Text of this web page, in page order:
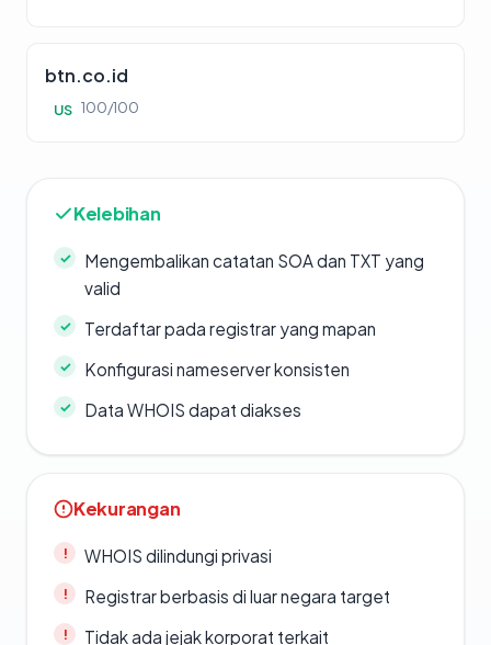
btn.co.id
US 100/100
Kelebihan
Mengembalikan catatan SOA dan TXT yang
valid
Terdaftar pada registrar yang mapan
Konfigurasi nameserver konsisten
Data WHOIS dapat diakses
Kekurangan
WHOIS dilindungi privasi
Registrar berbasis di luar negara target
Tidak ada jejak korporat terkait